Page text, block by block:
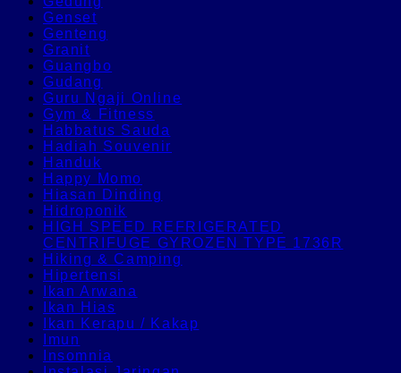
Genset
Genteng
Granit
Guangbo
Gudang
Guru Ngaji Online
Gym & Fitness
Habbatus Sauda
Hadiah Souvenir
Handuk
Happy Momo
Hiasan Dinding
Hidroponik
HIGH SPEED REFRIGERATED
CENTRIFUGE GYROZEN TYPE 1736R
Hiking & Camping
Hipertensi
Ikan Arwana
Ikan Hias
Ikan Kerapu / Kakap
Imun
Insomnia